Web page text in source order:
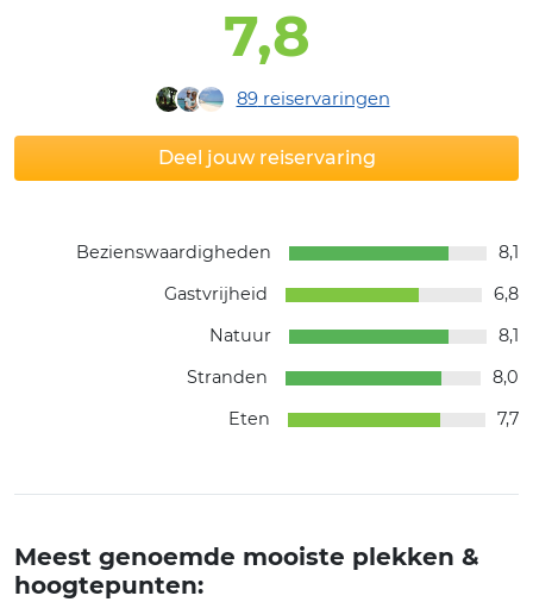
7,8
89reiservaringen
Deel jouw reiservaring
Bezienswaardigheden
8,1
Gastvrijheid
6,8
Natuur
8,1
Stranden
8,0
Eten
7,7
Meest genoemde mooiste plekken &
hoogtepunten: